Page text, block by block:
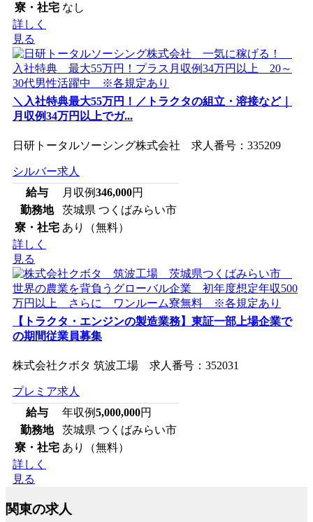
寮・社宅 なし
詳しく
見る
＼入社特典最大55万円！／トラクタの組立・溶接など｜
月収例34万円以上でガ...
日研トータルソーシング株式会社 求人番号：335209
シルバー求人
給与
月収例346,000円
勤務地
茨城県 つくばみらい市
寮・社宅 あり（無料）
詳しく
見る
【トラクタ・エンジンの製造業務】東証一部上場企業で
の期間従業員募集
株式会社クボタ 筑波工場 求人番号：352031
プレミア求人
給与
年収例5,000,000円
勤務地
茨城県 つくばみらい市
寮・社宅 あり（無料）
詳しく
見る
関東の求人